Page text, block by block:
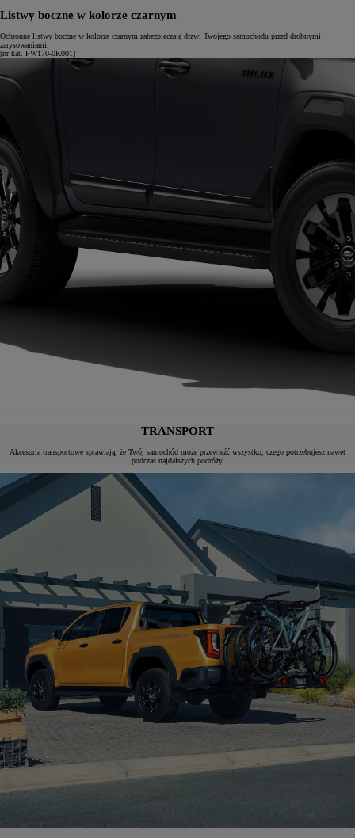
Listwy boczne w kolorze czarnym
Ochronne listwy boczne w kolorze czarnym zabezpieczają drzwi Twojego samochodu przed drobnymi
zarysowaniami.
[nr kat. PW170-0K001]
TRANSPORT
Akcesoria transportowe sprawiają, że Twój samochód może przewieźć wszystko, czego potrzebujesz nawet
podczas najdalszych podróży.